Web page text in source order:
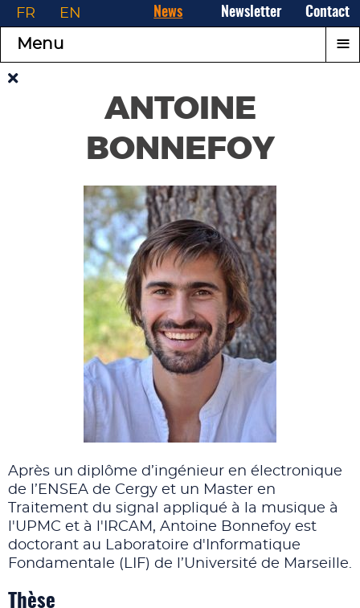
News Newsletter Contact
FR EN
Menu ≡
ANTOINE
BONNEFOY
Après un diplôme d’ingénieur en électronique
de l’ENSEA de Cergy et un Master en
Traitement du signal appliqué à la musique à
l'UPMC et à l'IRCAM, Antoine Bonnefoy est
doctorant au Laboratoire d'Informatique
Fondamentale (LIF) de l’Université de Marseille.
Thèse